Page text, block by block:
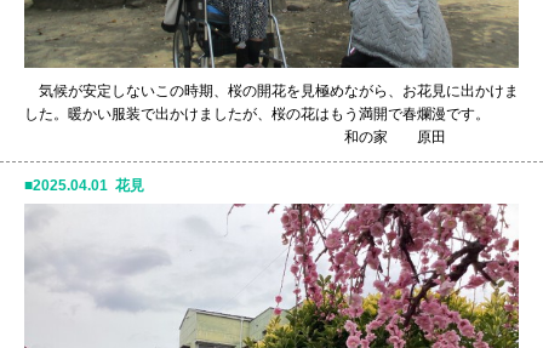
気候が安定しないこの時期、桜の開花を見極めながら、お花見に出かけま
した。暖かい服装で出かけましたが、桜の花はもう満開で春爛漫です。
和の家 原田
2025.04.01 花見